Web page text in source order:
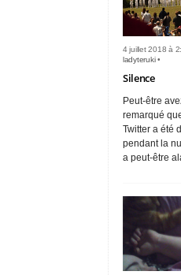
4 juillet 2018 à
ladyteruki•
Silence
Peut-être
remarqué
Twitter a été
pendant la
a peut-être